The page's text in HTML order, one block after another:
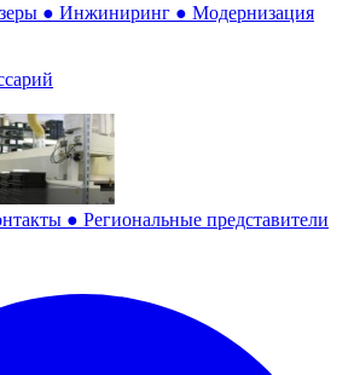
● Инжиниринг ● Модернизация
● Региональные представители